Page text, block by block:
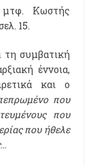
Κωστής
15.
συμβατική
έννοια,
και ο
που
που
που ήθελε
…